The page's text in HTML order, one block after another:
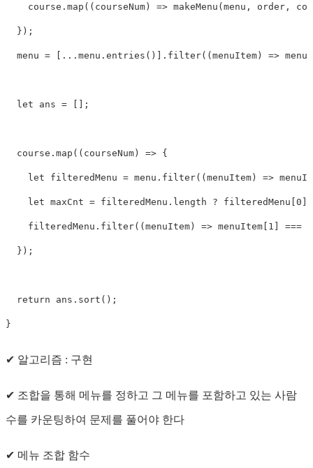
    course
. map ( ( courseNum ) => makeMenu ( menu , order ,
} ) ;
  menu
= ... menu . entries ( ) . filter( ( menuItem ) =>
let ans = ;
  course
. map ( ( courseNum ) => {
let filteredMenu = menu . filter( ( menuItem ) =>
let maxCnt = filteredMenu . length ? filteredMenu 0
    filteredMenu
. filter( ( menuItem ) => menuItem 1 ===
} ) ;
return ans . sort ( ) ;
}
✔ 알고리즘 : 구현
✔ 조합을 통해 메뉴를 정하고 그 메뉴를 포함하고 있는 사람
수를 카운팅하여 문제를 풀어야 한다
✔ 메뉴 조합 함수